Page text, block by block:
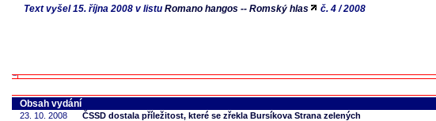
Text vyšel 15. října 2008 v listu Romano hangos -- Romský hlas
č. 4 / 2008
Obsah vydání
23. 10. 2008 ČSSD dostala příležitost, které se zřekla Bursíkova Strana zelených